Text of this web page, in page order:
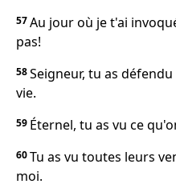
57Au jour où je t'ai
pas!
58Seigneur, tu as
vie.
59 Éternel, tu as vu ce
60Tu as vu toutes leurs
moi.